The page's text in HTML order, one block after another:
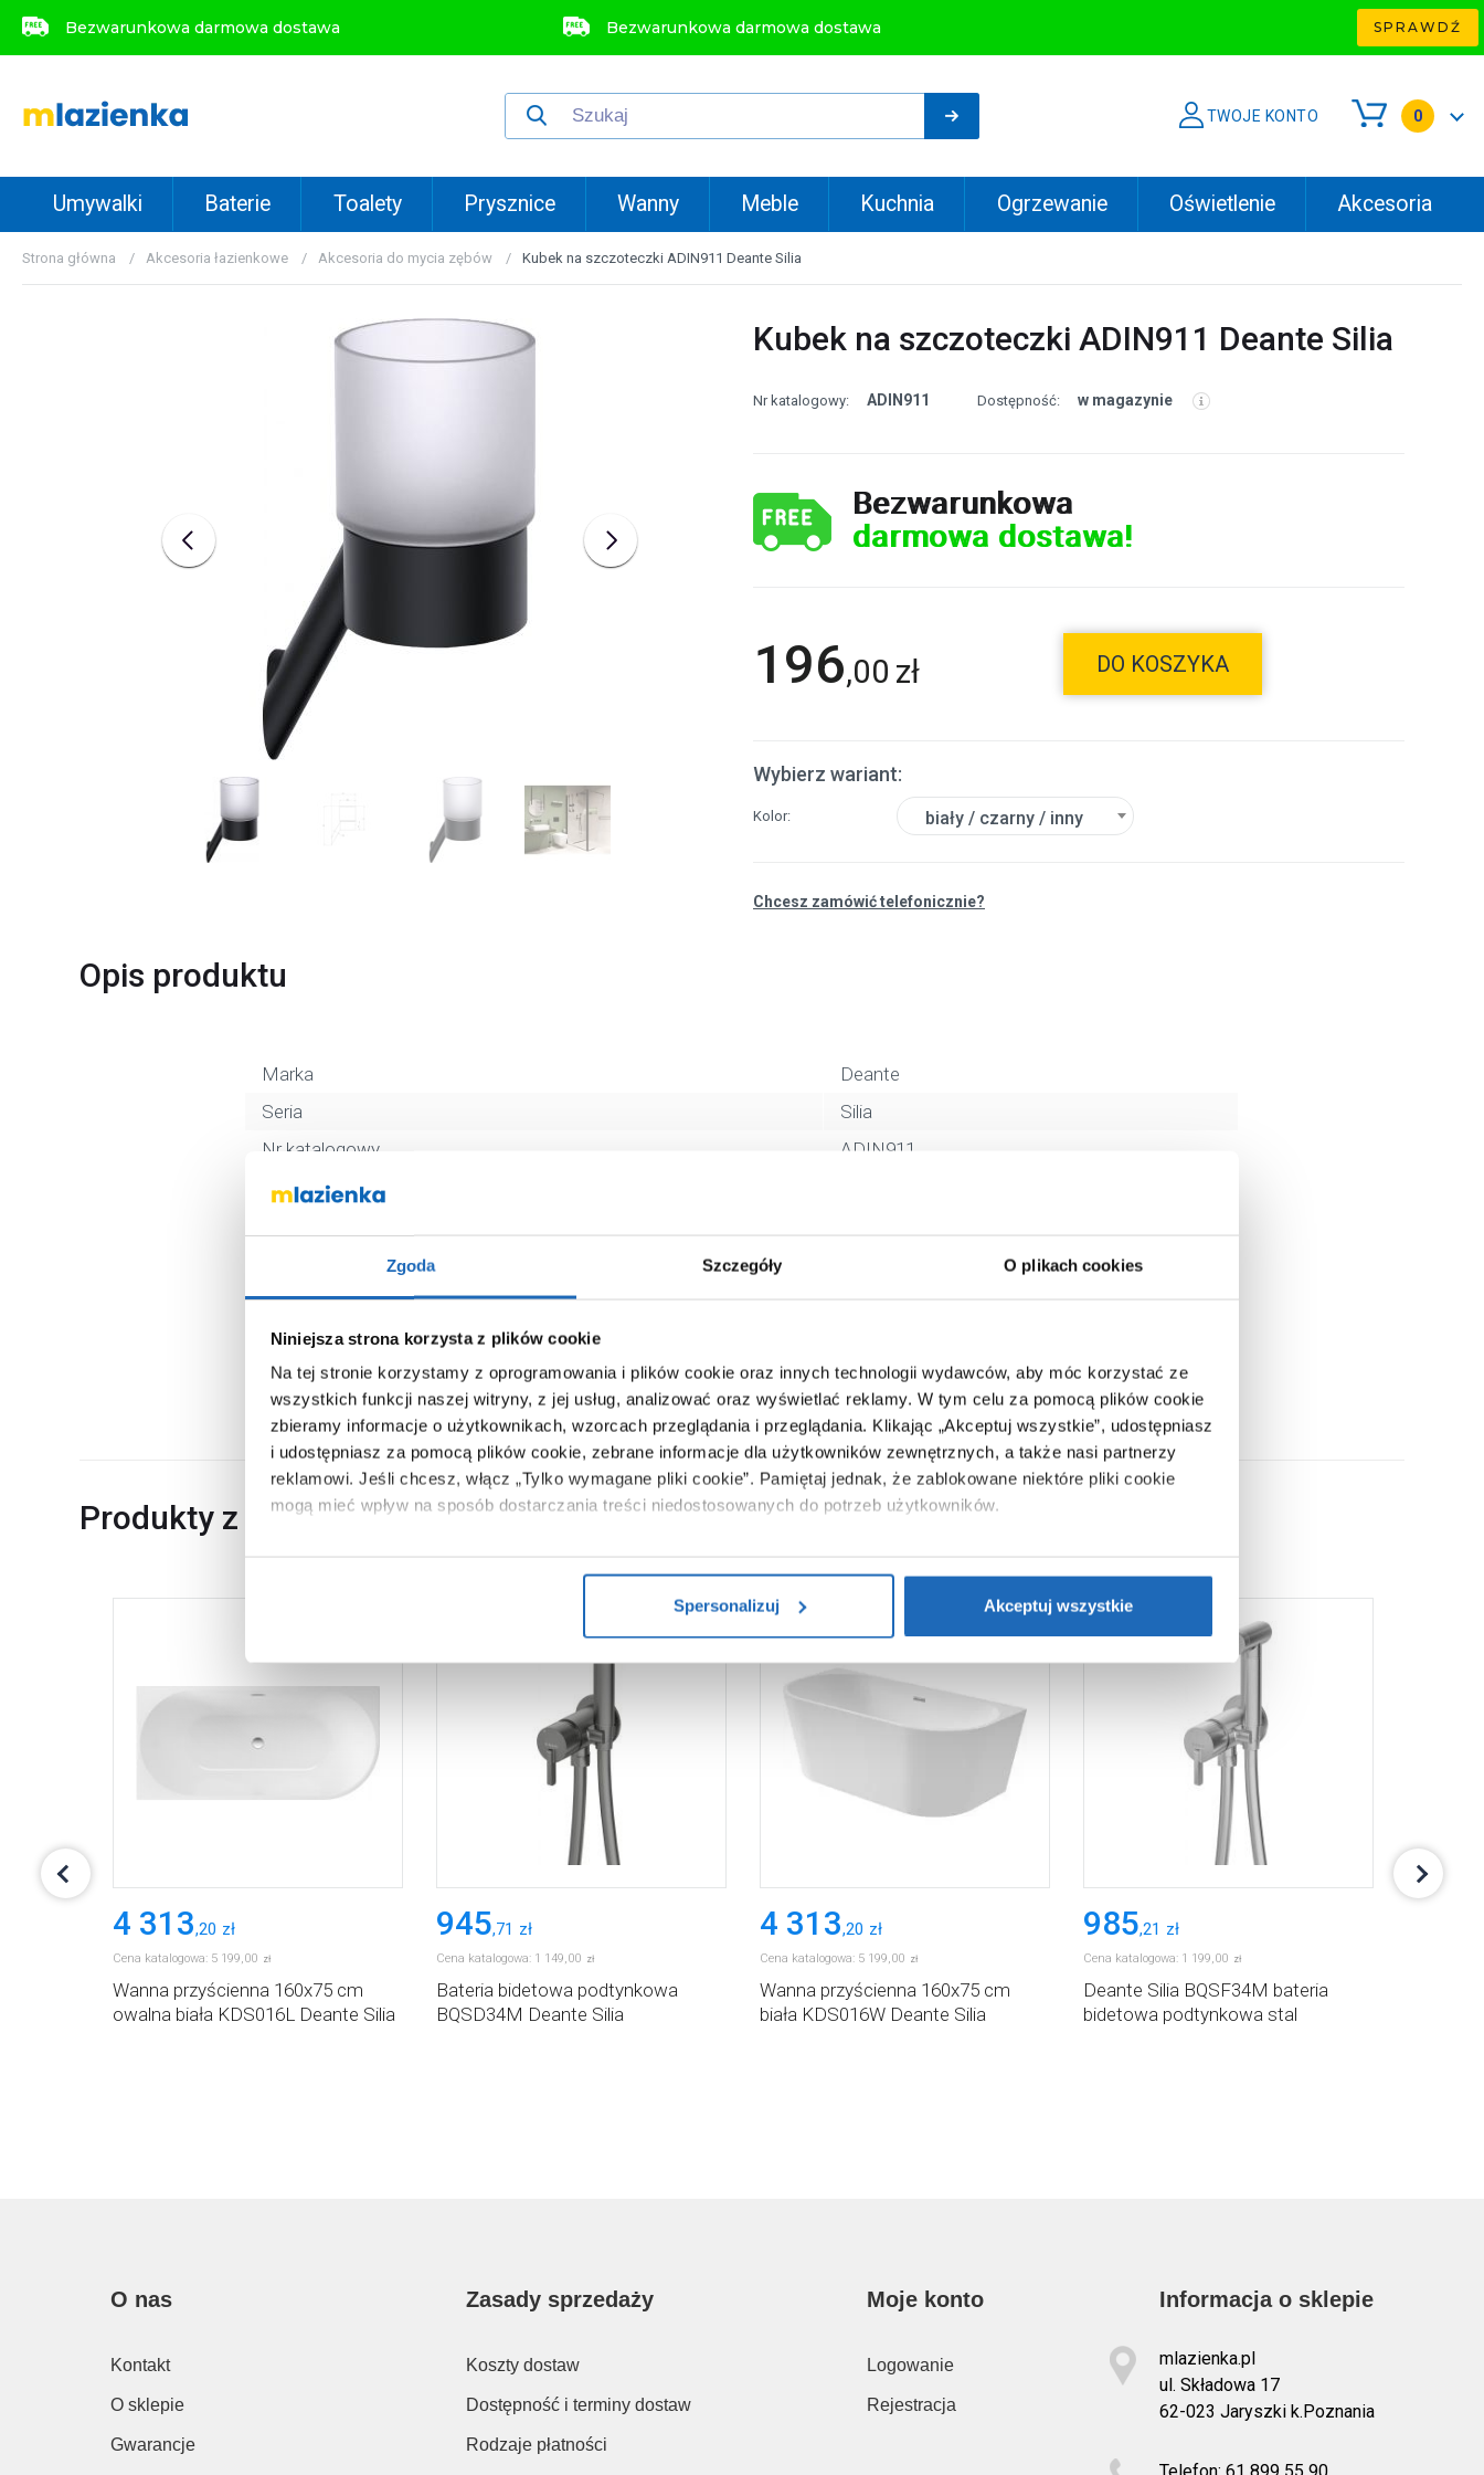
Zgoda Szczegóły O plikach cookies
Niniejsza strona korzysta z plików cookie
Na tej stronie korzystamy z oprogramowania i plików cookie oraz innych technologii wydawców, aby móc korzystać ze
wszystkich funkcji naszej witryny, z jej usług, analizować oraz wyświetlać reklamy. W tym celu za pomocą plików cookie
zbieramy informacje o użytkownikach, wzorcach przeglądania i przeglądania. Klikając „Akceptuj wszystkie”, udostępniasz
i udostępniasz za pomocą plików cookie, zebrane informacje dla użytkowników zewnętrznych, a także nasi partnerzy
reklamowi. Jeśli chcesz, włącz „Tylko wymagane pliki cookie”. Pamiętaj jednak, że zablokowane niektóre pliki cookie
mogą mieć wpływ na sposób dostarczania treści niedostosowanych do potrzeb użytkowników.
Aby uzyskać więcej informacji na temat plików plików cookie, kliknij „Ustawienia plików cookie”.Jeśli chcesz uzyskać
Spersonalizuj
Akceptuj wszystkie
Bezwarunkowa darmowa dostawa Bezwarunkowa darmowa dostawa SPRAWDŹ
TWOJE KONTO 0
Umywalki Baterie Toalety Prysznice Wanny Meble Kuchnia Ogrzewanie Oświetlenie Akcesoria
Strona główna Akcesoria łazienkowe Akcesoria do mycia zębów Kubek na szczoteczki ADIN911 Deante Silia
Kubek na szczoteczki ADIN911 Deante Silia
Nr katalogowy: ADIN911 Dostępność: w magazynie
Bezwarunkowa
darmowa dostawa!
196,00 zł DO KOSZYKA
Wybierz wariant:
Kolor biały / czarny / inny
Chcesz zamówić telefonicznie?
Opis produktu
Marka
Deante
Seria
Silia
Nr katalogowy
ADIN911
Kolor
Wymiary z opakowaniem
12 x 12 x 12 cm
Waga z opakowaniem
Dane producenta
Zobacz
Produkty z serii
4 313,20 zł
Cena katalogowa: 5 199,00 zł
Wanna przyścienna 160x75 cm
owalna biała KDS016L Deante Silia
945,71 zł
Cena katalogowa: 1 149,00 zł
Bateria bidetowa podtynkowa
BQSD34M Deante Silia
4 313,20 zł
Cena katalogowa: 5 199,00 zł
Wanna przyścienna 160x75 cm
biała KDS016W Deante Silia
985,21 zł
Cena katalogowa: 1 199,00 zł
Deante Silia BQSF34M bateria
bidetowa podtynkowa stal
O nas
Kontakt
O sklepie
Gwarancje
Zasady sprzedaży
Koszty dostaw
Dostępność i terminy dostaw
Rodzaje płatności
Moje konto
Logowanie
Rejestracja
Informacja o sklepie
mlazienka.pl
ul. Składowa 17
62-023 Jaryszki k.Poznania